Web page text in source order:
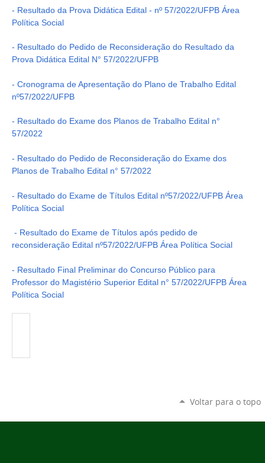
- Resultado da Prova Didática Edital - nº 57/2022/UFPB Área
Política Social
- Resultado do Pedido de Reconsideração do Resultado da
Prova Didática Edital N° 57/2022/UFPB
- Cronograma de Apresentação do Plano de Trabalho Edital
nº57/2022/UFPB
- Resultado do Exame dos Planos de Trabalho Edital n°
57/2022
- Resultado do Pedido de Reconsideração do Exame dos
Planos de Trabalho Edital n° 57/2022
- Resultado do Exame de Títulos Edital nº57/2022/UFPB Área
Política Social
- Resultado do Exame de Títulos após pedido de
reconsideração Edital nº57/2022/UFPB Área Política Social
- Resultado Final Preliminar do Concurso Público para
Professor do Magistério Superior Edital n° 57/2022/UFPB Área
Política Social
Voltar para o topo